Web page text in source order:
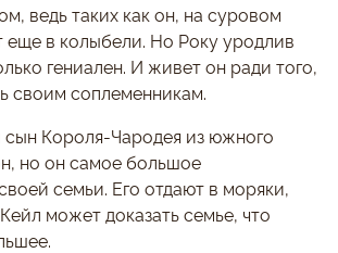
ведь таких как он, на суровом
в колыбели. Но Року уродлив
гениален. И живет он ради того,
своим соплеменникам.
Короля-Чародея из южного
но он самое большое
семьи. Его отдают в моряки,
может доказать семье, что